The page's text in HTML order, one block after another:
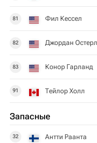
81 Фил Кессел
82 Джордан
83 Конор Гарланд
91 Тейлор Холл
Запасные
32 Антти Раанта